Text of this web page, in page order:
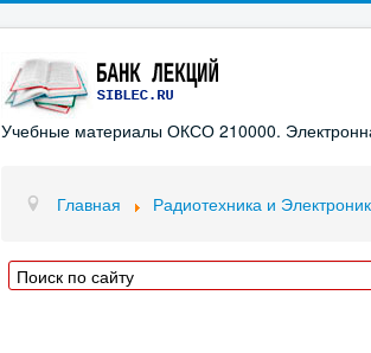
Учебные материалы ОКСО 210000.
Главная Радиотехника и